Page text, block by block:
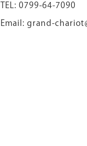
TEL: 0799-64-7090
Email: grand-